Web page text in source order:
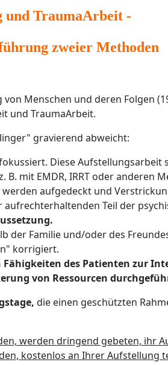
und TraumaArbeit -
zweier Methoden
Menschen und deren Folgen
und TraumaArbeit.
gravierend abweicht:
Diese
mit EMDR, IRRT oder anderen
aufgedeckt und
Teil der
der Familie und/oder des
korrigiert.
des Patienten zur
von Ressourcen
die einen geschützten
werden dringend gebeten, ihr
kostenlos an Ihrer Aufstellung